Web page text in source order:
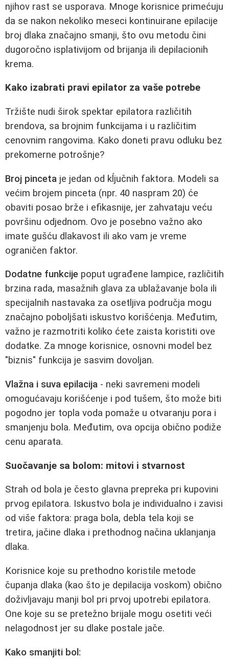
njihov rast se usporava. Mnoge korisnice primećuju
da se nakon nekoliko meseci kontinuirane epilacije
broj dlaka značajno smanji, što ovu metodu čini
dugoročno isplativijom od brijanja ili depilacionih
krema.
Kako izabrati pravi epilator za vaše potrebe
Tržište nudi širok spektar epilatora različitih
brendova, sa brojnim funkcijama i u različitim
cenovnim rangovima. Kako doneti pravu odluku bez
prekomerne potrošnje?
Broj pinceta je jedan od kĺjučnih faktora. Modeli sa
većim brojem pinceta (npr. 40 naspram 20) će
obaviti posao brže i efikasnije, jer zahvataju veću
površinu odjednom. Ovo je posebno važno ako
imate gušću dlakavost ili ako vam je vreme
ograničen faktor.
Dodatne funkcije poput ugrađene lampice, različitih
brzina rada, masažnih glava za ublažavanje bola ili
specijalnih nastavaka za osetljiva područja mogu
značajno poboljšati iskustvo korišćenja. Međutim,
važno je razmotriti koliko ćete zaista koristiti ove
dodatke. Za mnoge korisnice, osnovni model bez
"biznis" funkcija je sasvim dovoljan.
Vlažna i suva epilacija - neki savremeni modeli
omogućavaju korišćenje i pod tušem, što može biti
pogodno jer topla voda pomaže u otvaranju pora i
smanjenju bola. Međutim, ova opcija obično podiže
cenu aparata.
Suočavanje sa bolom: mitovi i stvarnost
Strah od bola je često glavna prepreka pri kupovini
prvog epilatora. Iskustvo bola je individualno i zavisi
od više faktora: praga bola, debla tela koji se
tretira, jačine dlaka i prethodnog načina uklanjanja
dlaka.
Korisnice koje su prethodno koristile metode
čupanja dlaka (kao što je depilacija voskom) obično
doživljavaju manji bol pri prvoj upotrebi epilatora.
One koje su se pretežno brijale mogu osetiti veći
nelagodnost jer su dlake postale jače.
Kako smanjiti bol: